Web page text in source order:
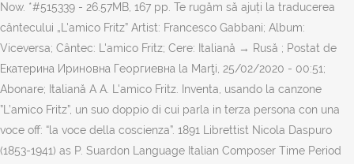
Now. *#515339 - 26.57MB, 167 pp. Te rugăm să ajuți la traducerea
cântecului „L'amico Fritz” Artist: Francesco Gabbani; Album:
Viceversa; Cântec: L'amico Fritz; Cere: Italiană → Rusă ; Postat de
Екатерина Ириновна Георгиевна la Marţi, 25/02/2020 - 00:51;
Abonare; Italiană A A. L'amico Fritz. Inventa, usando la canzone
”L’amico Fritz”, un suo doppio di cui parla in terza persona con una
voce off: “la voce della coscienza”. 1891 Librettist Nicola Daspuro
(1853-1941) as P. Suardon Language Italian Composer Time Period